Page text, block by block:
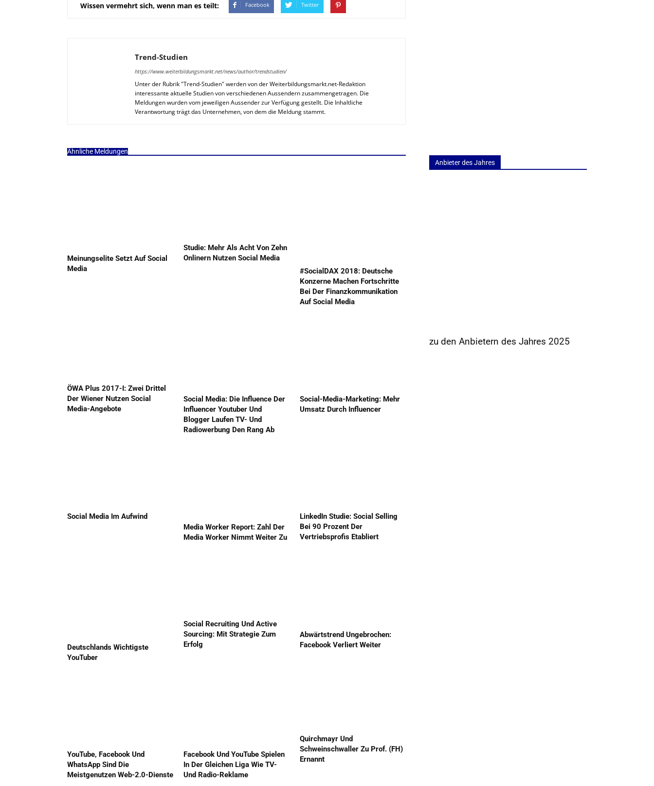
Wissen vermehrt sich, wenn man es teilt: Facebook Twitter
Trend-Studien
https://www.weiterbildungsmarkt.net/news/author/trendstudien/
Unter der Rubrik "Trend-Studien" werden von der Weiterbildungsmarkt.net-Redaktion
interessante aktuelle Studien von verschiedenen Aussendern zusammengetragen. Die
Meldungen wurden vom jeweiligen Aussender zur Verfügung gestellt. Die Inhaltliche
Verantwortung trägt das Unternehmen, von dem die Meldung stammt.
Ähnliche Meldungen
Meinungselite Setzt Auf Social
Media
Studie: Mehr Als Acht Von Zehn
Onlinern Nutzen Social Media
#SocialDAX 2018: Deutsche
Konzerne Machen Fortschritte
Bei Der Finanzkommunikation
Auf Social Media
ÖWA Plus 2017-I: Zwei Drittel
Der Wiener Nutzen Social
Media-Angebote
Social Media: Die Influence Der
Influencer Youtuber Und
Blogger Laufen TV- Und
Radiowerbung Den Rang Ab
Social-Media-Marketing: Mehr
Umsatz Durch Influencer
Social Media Im Aufwind
Media Worker Report: Zahl Der
Media Worker Nimmt Weiter Zu
LinkedIn Studie: Social Selling
Bei 90 Prozent Der
Vertriebsprofis Etabliert
Deutschlands Wichtigste
YouTuber
Social Recruiting Und Active
Sourcing: Mit Strategie Zum
Erfolg
Abwärtstrend Ungebrochen:
Facebook Verliert Weiter
YouTube, Facebook Und
WhatsApp Sind Die
Meistgenutzen Web-2.0-Dienste
Facebook Und YouTube Spielen
In Der Gleichen Liga Wie TV-
Und Radio-Reklame
Quirchmayr Und
Schweinschwaller Zu Prof. (FH)
Ernannt
Anbieter des Jahres
zu den Anbietern des Jahres 2025